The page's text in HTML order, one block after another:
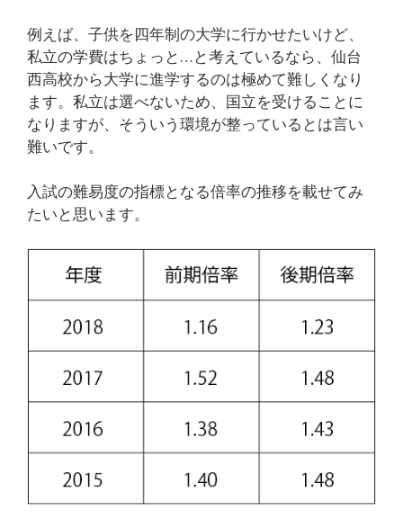
例えば、子供を四年制の大学に行かせたいけど、
私立の学費はちょっと…と考えているなら、仙台
西高校から大学に進学するのは極めて難しくなり
ます。私立は選べないため、国立を受けることに
なりますが、そういう環境が整っているとは言い
難いです。
入試の難易度の指標となる倍率の推移を載せてみ
たいと思います。